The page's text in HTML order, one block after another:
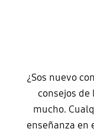
¿Sos nuevo
consejos
mucho.
enseñanza en